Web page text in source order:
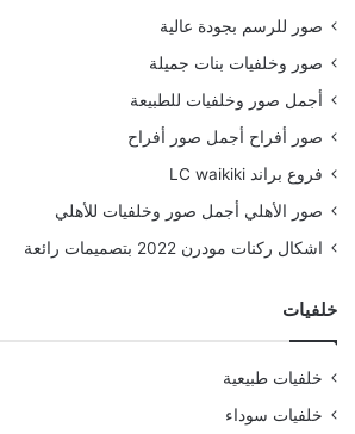
صور للرسم بجودة عالية
صور وخلفيات بنات جميلة
أجمل صور وخلفيات للطبيعة
صور أفراح أجمل صور أفراح
فروع براند LC waikiki
صور الأهلي أجمل صور وخلفيات للأهلي
اشكال ركنات مودرن 2022 بتصميمات رائعة
خلفيات
خلفيات طبيعية
خلفيات سوداء